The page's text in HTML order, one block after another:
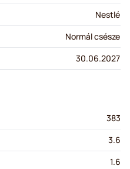
Nestlé
Normál csésze
30.06.2027
383
3.6
1.6